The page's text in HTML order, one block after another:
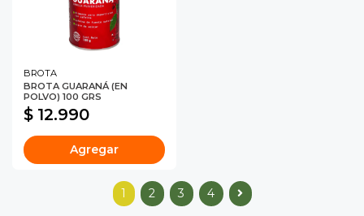
BROTA
BROTA GUARANÁ (EN
POLVO) 100 GRS
$ 12.990
Agregar
1 2 3 4